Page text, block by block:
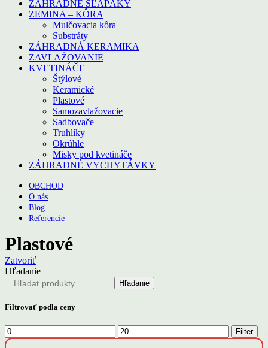
ZÁHRADNÉ ŠĽAPÁKY
ZEMINA – KÔRA
Mulčovacia kôra
Substráty
ZÁHRADNÁ KERAMIKA
ZAVLAŽOVANIE
KVETINÁČE
Štýlové
Keramické
Plastové
Samozavlažovacie
Sadbovače
Truhlíky
Okrúhle
Misky pod kvetináče
ZÁHRADNÉ VYCHYTÁVKY
OBCHOD
O nás
Blog
Referencie
Plastové
Zatvoriť
Hľadanie
Hľadanie
Filtrovať podla ceny
Minimálna
cena
Maximálna
cena
Filter